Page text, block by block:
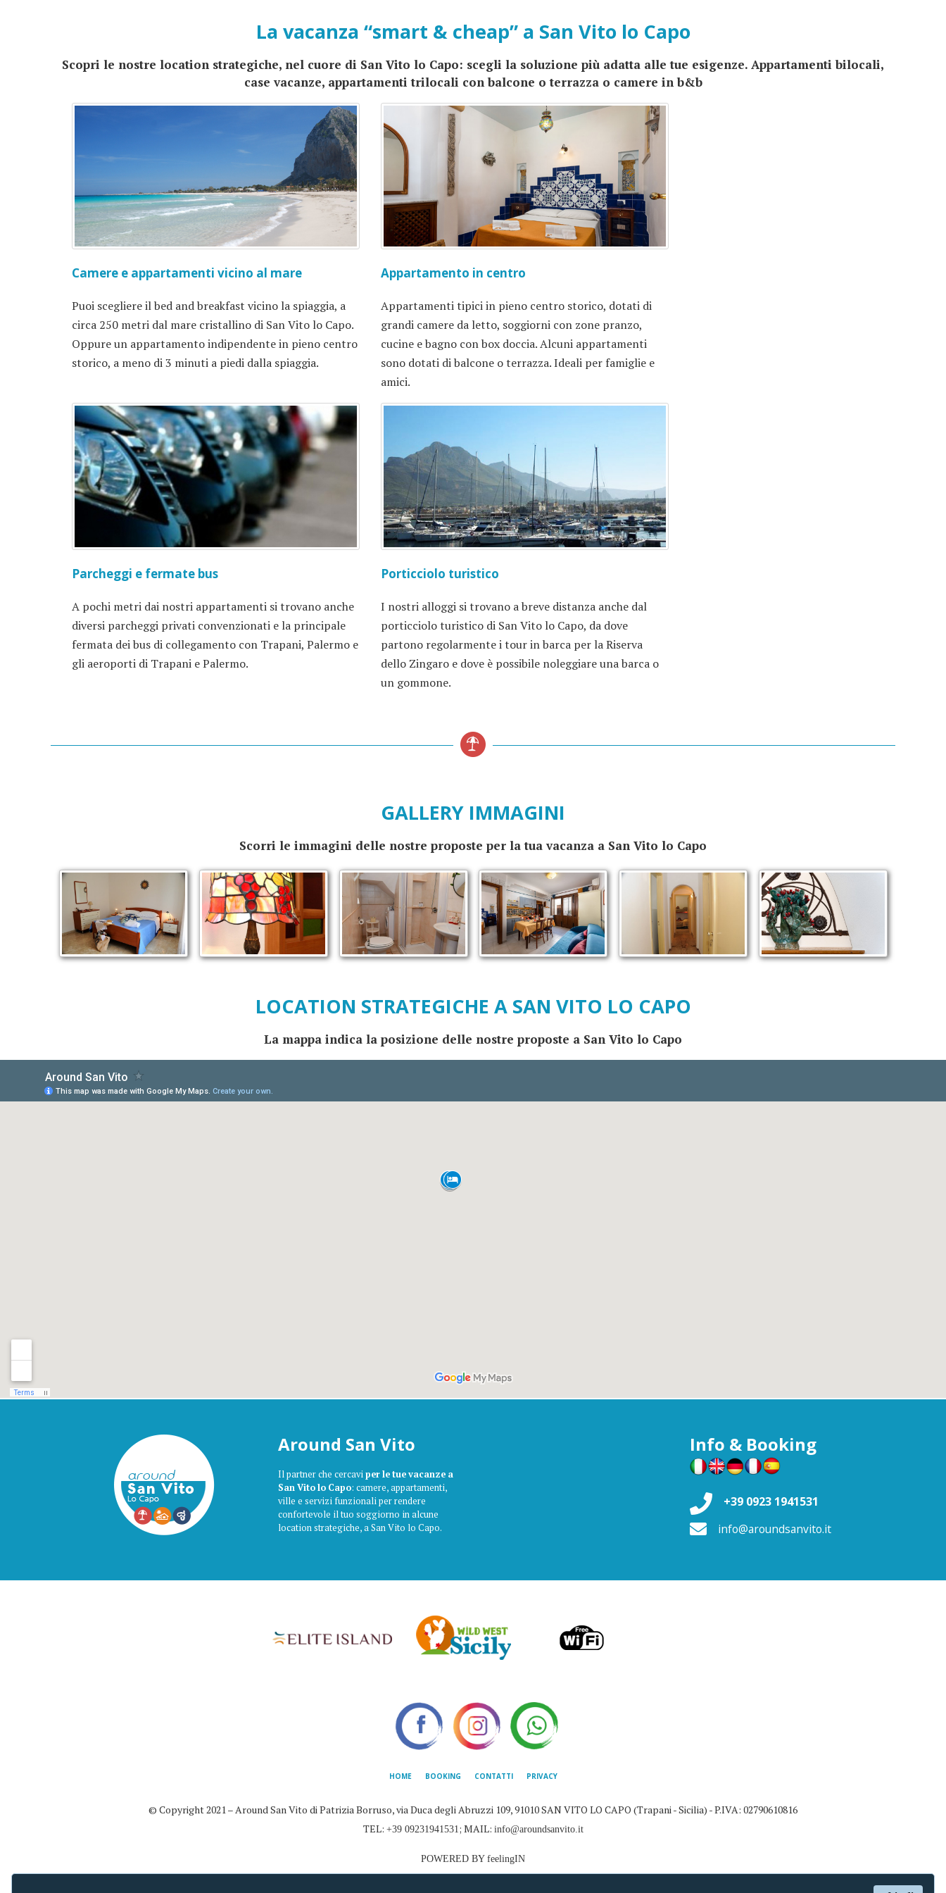
La vacanza “smart & cheap” a San Vito lo Capo
Scopri le nostre location strategiche, nel cuore di San Vito lo Capo: scegli la soluzione più adatta alle tue esigenze. Appartamenti bilocali,
case vacanze, appartamenti trilocali con balcone o terrazza o camere in b&b
Camere e appartamenti vicino al mare
Puoi scegliere il bed and breakfast vicino la spiaggia, a
circa 250 metri dal mare cristallino di San Vito lo Capo.
Oppure un appartamento indipendente in pieno centro
storico, a meno di 3 minuti a piedi dalla spiaggia.
Appartamento in centro
Appartamenti tipici in pieno centro storico, dotati di
grandi camere da letto, soggiorni con zone pranzo,
cucine e bagno con box doccia. Alcuni appartamenti
sono dotati di balcone o terrazza. Ideali per famiglie e
amici.
Parcheggi e fermate bus
A pochi metri dai nostri appartamenti si trovano anche
diversi parcheggi privati convenzionati e la principale
fermata dei bus di collegamento con Trapani, Palermo e
gli aeroporti di Trapani e Palermo.
Porticciolo turistico
I nostri alloggi si trovano a breve distanza anche dal
porticciolo turistico di San Vito lo Capo, da dove
partono regolarmente i tour in barca per la Riserva
dello Zingaro e dove è possibile noleggiare una barca o
un gommone.
GALLERY IMMAGINI
Scorri le immagini delle nostre proposte per la tua vacanza a San Vito lo Capo
LOCATION STRATEGICHE A SAN VITO LO CAPO
La mappa indica la posizione delle nostre proposte a San Vito lo Capo
Around San Vito
Il partner che cercaviper le tue vacanze a
San Vito lo Capo: camere, appartamenti,
ville e servizi funzionali per rendere
confortevole il tuo soggiorno in alcune
location strategiche, a San Vito lo Capo.
Info & Booking
+39 0923 1941531
info@aroundsanvito.it
HOME BOOKING CONTATTI PRIVACY
© Copyright 2021 – Around San Vito di Patrizia Borruso, via Duca degli Abruzzi 109, 91010 SAN VITO LO CAPO (Trapani - Sicilia) - P.IVA: 02790610816
TEL: +39 09231941531; MAIL: info@aroundsanvito.it
POWERED BY feelingIN